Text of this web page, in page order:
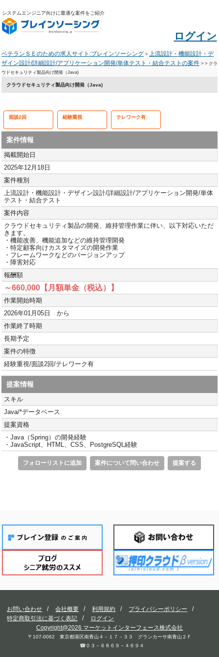
システムエンジニア向けに最適な案件をご紹介
ログイン
ベテランＳＥのための求人サイト:ブレインソーシング > 上流設計・機能設計・デ
ザイン設計/詳細設計/アプリケーション開発/単体テスト・結合テストの案件 > > クラ
ウドセキュリティ製品向け開発（Java)
クラウドセキュリティ製品向け開発（Java)
面談2回 経験重視 テレワーク有
案件情報
掲載開始日
2025年12月18日
案件種別
上流設計・機能設計・デザイン設計/詳細設計/アプリケーション開発/単体
テスト・結合テスト
案件内容
クラウドセキュリティ製品の開発、維持管理作業に伴い、以下対応いただ
きます。
・機能改善、機能追加などの維持管理開発
・特定顧客向けカスタマイズの開発作業
・フレームワークなどのバージョンアップ
・障害対応
報酬額
～660,000【月額単金（税込）】
作業開始時期
2026年01月05日 から
作業終了時期
長期予定
案件の特徴
経験重視/面談2回/テレワーク有
提案情報
スキル
Java/*データベース
提案資格
・Java（Spring）の開発経験
・JavaScript、HTML、CSS、PostgreSQL経験
フォローリストに追加 案件について問い合わせ 提案する
お問い合わせ 会社概要 利用規約
プライバシーポリシー
特定商取引法に基づく表記
ログイン
Copyright@2026 マーケットインターフェース株式会社
〒107-0062 東京都港区南青山４－１７－３３ グランカーサ南青山２Ｆ
☎０３－６８６９－４６９４